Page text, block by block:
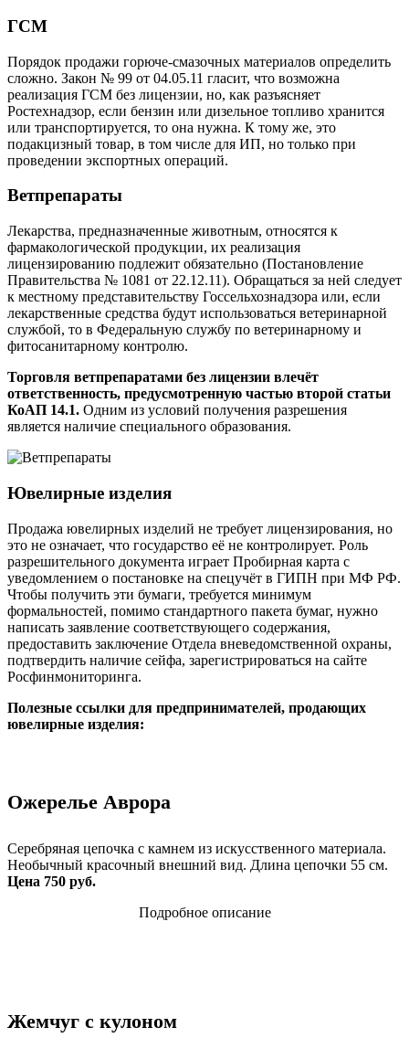
ГСМ
Порядок продажи горюче-смазочных материалов определить
сложно. Закон № 99 от 04.05.11 гласит, что возможна
реализация ГСМ без лицензии, но, как разъясняет
Ростехнадзор, если бензин или дизельное топливо хранится
или транспортируется, то она нужна. К тому же, это
подакцизный товар, в том числе для ИП, но только при
проведении экспортных операций.
Ветпрепараты
Лекарства, предназначенные животным, относятся к
фармакологической продукции, их реализация
лицензированию подлежит обязательно (Постановление
Правительства № 1081 от 22.12.11). Обращаться за ней следует
к местному представительству Госсельхознадзора или, если
лекарственные средства будут использоваться ветеринарной
службой, то в Федеральную службу по ветеринарному и
фитосанитарному контролю.
Торговля ветпрепаратами без лицензии влечёт
ответственность, предусмотренную частью второй статьи
КоАП 14.1. Одним из условий получения разрешения
является наличие специального образования.
Ювелирные изделия
Продажа ювелирных изделий не требует лицензирования, но
это не означает, что государство её не контролирует. Роль
разрешительного документа играет Пробирная карта с
уведомлением о постановке на спецучёт в ГИПН при МФ РФ.
Чтобы получить эти бумаги, требуется минимум
формальностей, помимо стандартного пакета бумаг, нужно
написать заявление соответствующего содержания,
предоставить заключение Отдела вневедомственной охраны,
подтвердить наличие сейфа, зарегистрироваться на сайте
Росфинмониторинга.
Полезные ссылки для предпринимателей, продающих
ювелирные изделия:
Ожерелье Аврора
Серебряная цепочка с камнем из искусственного материала.
Необычный красочный внешний вид. Длина цепочки 55 см.
Цена 750 руб.
Подробное описание
Жемчуг с кулоном